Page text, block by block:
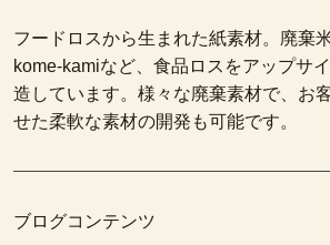
フードロスから生まれた紙素材。廃棄
kome-kamiなど、食品ロスをアップサ
造しています。様々な廃棄素材で、お
せた柔軟な素材の開発も可能です。
ブログコンテンツ